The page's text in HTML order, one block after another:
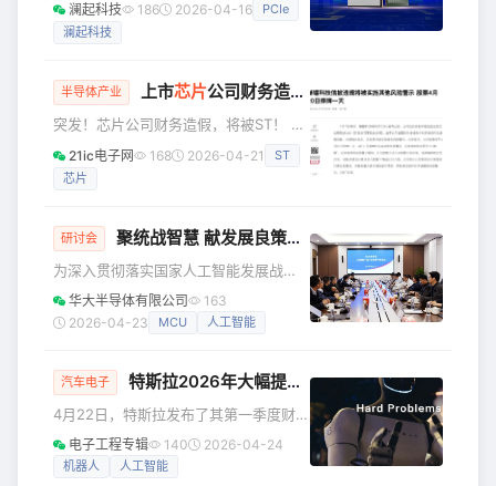
篇章即将收官。 这一年，有突破的高
光，也有深耕的笃行。 哪些关键词，能
最后一天， 让我们一同回放时间的进度
条， 揭晓属于澜起科技的年度关键词！
关键词1 持续创新 深耕研发 这一年，我
们紧跟技术演进浪潮，持续加大研发投
入，深耕核心领域，实现产品矩阵与解
澜起科技 186 2026-04-16
PCIe
澜起科技
半导体产业 上市芯片公司财务造假！
突发！芯片公司财务造假，将被ST！ 4
月17日晚间，臻镭科技（688270）发布
多份公告。 公司将被实施其他风险警
示，还收到《行政处罚事先告知书》。
简称变为“ST臻镭”，代码不变。 被ST的
核心原因是2022年年报有虚假记载。 子
公司通过提前确认收入，虚增营收
842.65万元、利润总额672.08万元。
虚增营收占当期3.47%，虚增利润占当
21ic电子网 168 2026-04-21
ST
芯片
研讨会 聚统战智慧 献发展良策｜华大半导体召开AI浪潮下的“芯思考”研讨会
为深入贯彻落实国家人工智能发展战
略，系统推进公司AI战略布局，充分发
挥统一战线凝聚人心、汇聚力量的强大
的“芯思考”研讨会。公司党委书记、董事
毅，各部门主要负责人及各所投资企业
的30余名党内外专家骨干参会。 孙劼指
出，人工智能是培育发展新质生产力的
华大半导体有限公司
163
2026-04-23
MCU 人工智能
汽车电子 特斯拉2026年大幅提升资本支出250亿美元，重点流向几大领域
4月22日，特斯拉发布了其第一季度财
报，并在随后的电话会议上宣布，公司
将2026年的资本支出预期大幅上调至
电子工程专辑 140 2026-04-24
机器人 人工智能